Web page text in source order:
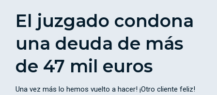
El juzgado condona
una deuda de más
de 47 mil euros
Una vez más lo hemos vuelto a hacer! ¡Otro cliente feliz!